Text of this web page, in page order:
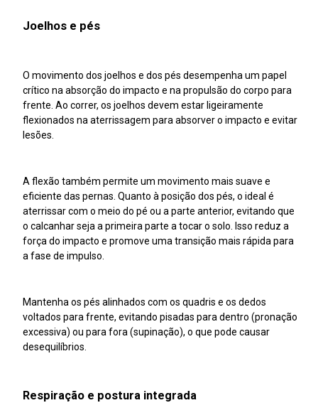
Joelhos e pés
O movimento dos joelhos e dos pés desempenha um papel
crítico na absorção do impacto e na propulsão do corpo para
frente. Ao correr, os joelhos devem estar ligeiramente
flexionados na aterrissagem para absorver o impacto e evitar
lesões.
A flexão também permite um movimento mais suave e
eficiente das pernas. Quanto à posição dos pés, o ideal é
aterrissar com o meio do pé ou a parte anterior, evitando que
o calcanhar seja a primeira parte a tocar o solo. Isso reduz a
força do impacto e promove uma transição mais rápida para
a fase de impulso.
Mantenha os pés alinhados com os quadris e os dedos
voltados para frente, evitando pisadas para dentro (pronação
excessiva) ou para fora (supinação), o que pode causar
desequilíbrios.
Respiração e postura integrada